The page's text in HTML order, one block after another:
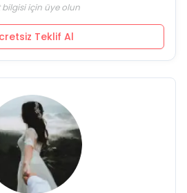
bilgisi için üye olun
Teklif Al